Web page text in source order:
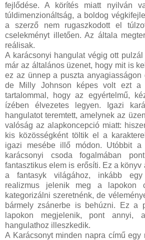
fejlődése. A körítés miatt nyilván
túldimenzionáltság, a boldog
a szerző nem rugaszkodott el
cselekményt illetően. Az általa
reálisak.
A karácsonyi hangulat végig ott
már az általános üzenet, hogy mit is
ez az ünnep a puszta anyagiasságon
de Milly Johnson képes volt ezt a
tartalommal, hogy az egyértelmű,
ízében élvezetes legyen. Igazi
hangulatot teremtett, amelynek az
valóság az alapkoncepció miatt:
kis közösségként töltik el a
igazi mesébe illő módon. Utóbbit a
karácsonyi csoda fogalmában
fantasztikus elem is erősíti. Ez a könyv
a fantasyk világához, inkább egy
realizmus jelenik meg a lapokon
kategorizálni szeretnénk, de
bármely zsánerbe is behúzni. Ez a
lapokon megjelenik, pont annyi,
hangulathoz illeszkedik.
A Karácsonyt minden napra című egy